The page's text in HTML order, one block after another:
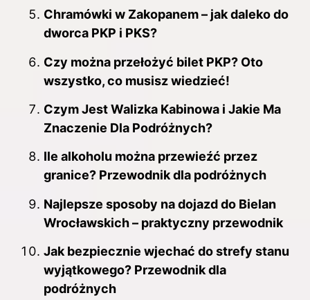
Chramówki w Zakopanem – jak daleko do
dworca PKP i PKS?
Czy można przełożyć bilet PKP? Oto
wszystko, co musisz wiedzieć!
Czym Jest Walizka Kabinowa i Jakie Ma
Znaczenie Dla Podróżnych?
Ile alkoholu można przewieźć przez
granice? Przewodnik dla podróżnych
Najlepsze sposoby na dojazd do Bielan
Wrocławskich – praktyczny przewodnik
Jak bezpiecznie wjechać do strefy stanu
wyjątkowego? Przewodnik dla
podróżnych